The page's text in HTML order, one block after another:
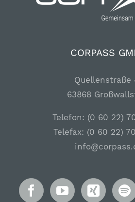
CORPASS
Quellenstraße
63868
Telefon: (0 60 22)
Telefax: (0 60 22)